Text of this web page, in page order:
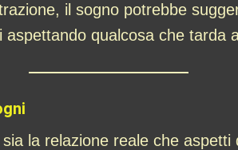
il sogno potrebbe
qualcosa che tarda
la relazione reale che